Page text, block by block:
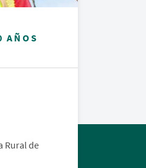
AÑOS
Rural de